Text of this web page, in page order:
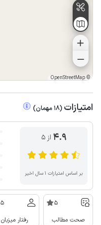
©
OpenStreetMap
امتیازات (
18 مهمان)
4.9 از ۵
بر اساس امتیازات ۱ سال اخیر
5
صحت مطالب
5
رفتار میزبان